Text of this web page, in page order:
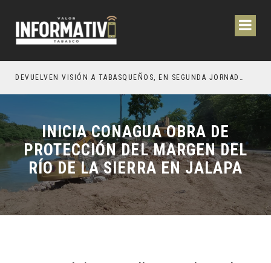
DEVUELVEN VISIÓN A TABASQUEÑOS, EN SEGUNDA JORNADA DE CIRUGÍA DE CATARATAS 2026
INICIA CONAGUA OBRA DE
PROTECCIÓN DEL MARGEN DEL
RÍO DE LA SIERRA EN JALAPA